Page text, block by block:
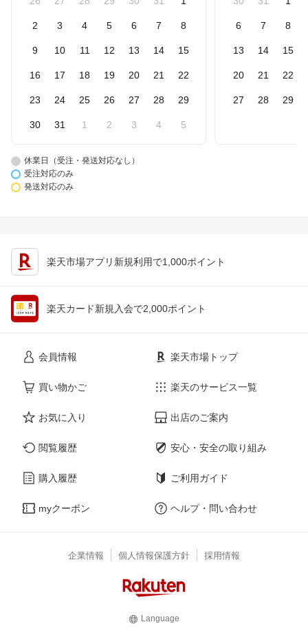
2 3 4 5 6 7 8
9 10 11 12 13 14 15
16 17 18 19 20 21 22
23 24 25 26 27 28 29
30 31 1 2 3 4 5
6 7 8
13 14 15
20 21 22
27 28 29
休業日（受注・発送対応なし）
受注対応のみ
発送対応のみ
楽天市場アプリ新規利用で1,000ポイント
楽天カード新規入会で2,000ポイント
会員情報
買い物かご
お気に入り
閲覧履歴
購入履歴
myクーポン
楽天市場トップ
楽天のサービス一覧
出店のご案内
安心・安全の取り組み
ご利用ガイド
ヘルプ・問い合わせ
企業情報 個人情報保護方針 採用情報
Language